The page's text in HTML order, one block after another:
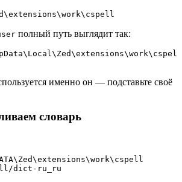
полный путь выглядит так:
именно он — подставьте своё
словарь
dict-ru_ru